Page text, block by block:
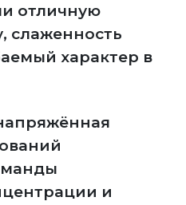
отличную
слаженность
характер в
и